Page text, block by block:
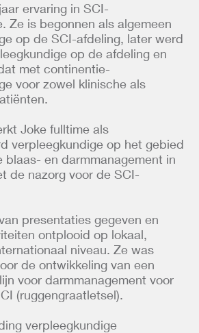
ervaring in SCI-
Ze is begonnen als algemeen
op de SCI-afdeling, later werd
op de afdeling en
met continentie-
voor zowel klinische als
Joke fulltime als
verpleegkundige op het gebied
blaas- en darmmanagement in
de nazorg voor de SCI-
presentaties gegeven en
ontplooid op lokaal,
niveau. Ze was
de ontwikkeling van een
voor darmmanagement voor
(ruggengraatletsel).
verpleegkundige